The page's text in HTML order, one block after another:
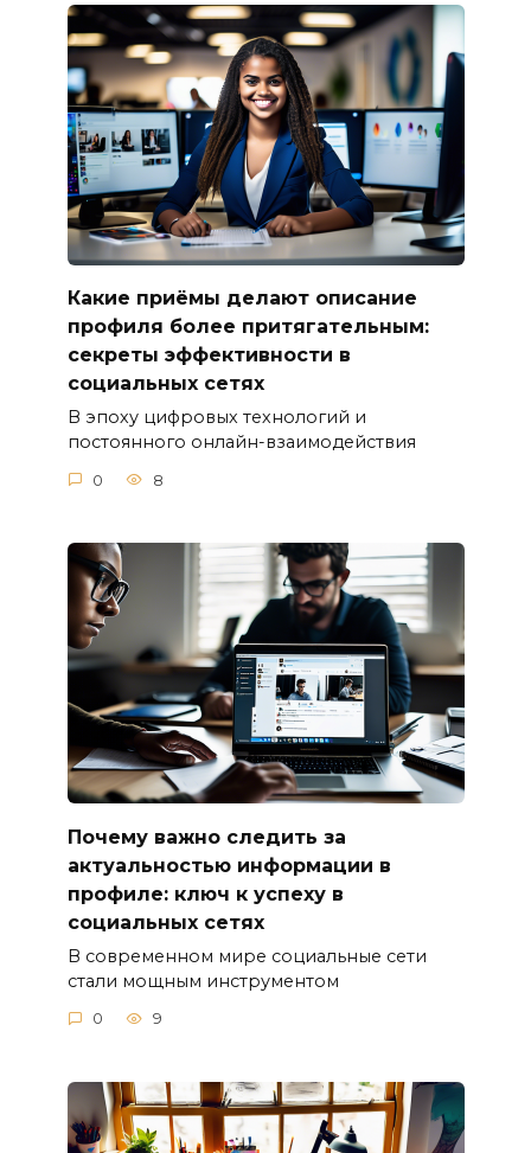
Какие приёмы делают описание
профиля более притягательным:
секреты эффективности в
социальных сетях
В эпоху цифровых технологий и
постоянного онлайн-взаимодействия
0 8
Почему важно следить за
актуальностью информации в
профиле: ключ к успеху в
социальных сетях
В современном мире социальные сети
стали мощным инструментом
0 9